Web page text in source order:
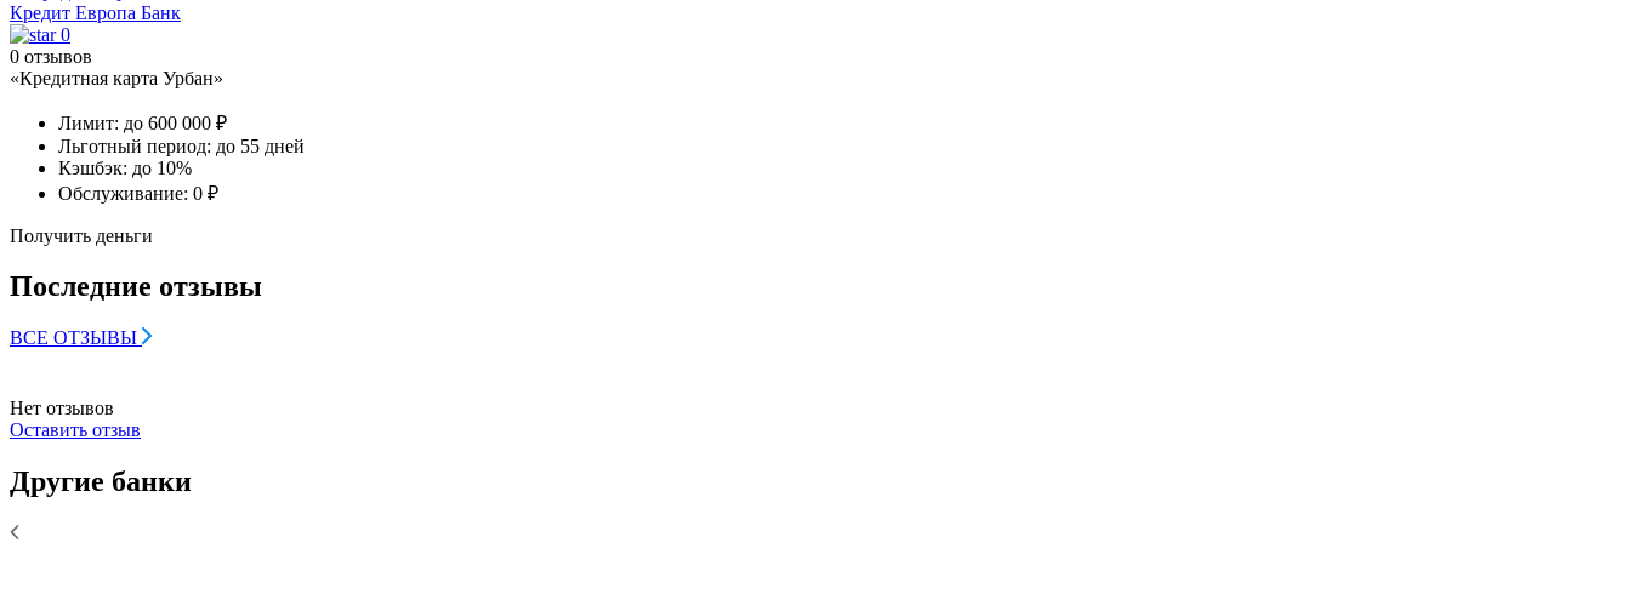
Кредит Европа Банк
0
0 отзывов
«Кредитная карта Урбан»
Лимит: до 600 000 ₽
Льготный период: до 55 дней
Кэшбэк: до 10%
Обслуживание: 0 ₽
Получить деньги
Последние отзывы
ВСЕ ОТЗЫВЫ
Нет отзывов
Оставить отзыв
Другие банки